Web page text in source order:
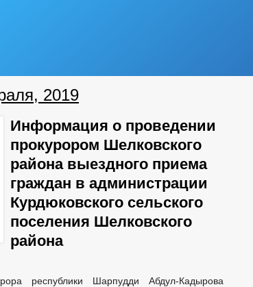
2019
Информация о проведении
прокурором Шелковского
района выездного приема
граждан в администрации
Курдюковского сельского
поселения Шелковского
района
республики Шарпудди Абдул-Кадырова